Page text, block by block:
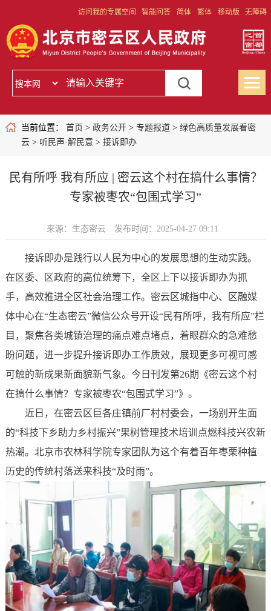
访问我的专属空间 智能问答 简体 繁体 移动版 无障碍
当前位置： 首页 > 政务公开> 专题报道> 绿色高质量发展看密
云> 听民声·解民意 > 接诉即办
民有所呼 我有所应 | 密云这个村在搞什么事情？
专家被枣农“包围式学习”
来源：生态密云 发布时间：2025-04-27 09:11
接诉即办是践行以人民为中心的发展思想的生动实践。
在区委、区政府的高位统筹下，全区上下以接诉即办为抓
手，高效推进全区社会治理工作。密云区城指中心、区融媒
体中心在“生态密云”微信公众号开设“民有所呼，我有所应”栏
目，聚焦各类城镇治理的痛点难点堵点，着眼群众的急难愁
盼问题，进一步提升接诉即办工作质效，展现更多可视可感
可触的新成果新面貌新气象。今日刊发第26期《密云这个村
在搞什么事情？专家被枣农“包围式学习”》。
近日，在密云区巨各庄镇前厂村村委会，一场别开生面
的“科技下乡助力乡村振兴”果树管理技术培训点燃科技兴农新
热潮。北京市农林科学院专家团队为这个有着百年枣栗种植
历史的传统村落送来科技“及时雨”。